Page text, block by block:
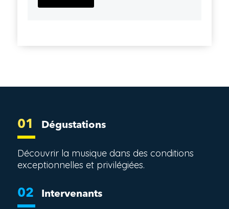
01 Dégustations
Découvrir la musique dans des conditions
exceptionnelles et privilégiées.
02 Intervenants